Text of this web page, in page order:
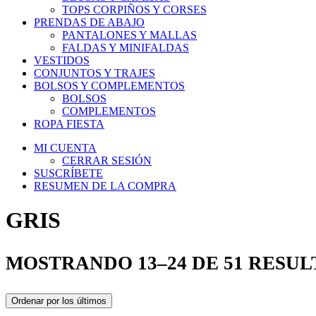
TOPS CORPIÑOS Y CORSES
PRENDAS DE ABAJO
PANTALONES Y MALLAS
FALDAS Y MINIFALDAS
VESTIDOS
CONJUNTOS Y TRAJES
BOLSOS Y COMPLEMENTOS
BOLSOS
COMPLEMENTOS
ROPA FIESTA
MI CUENTA
CERRAR SESIÓN
SUSCRÍBETE
RESUMEN DE LA COMPRA
GRIS
MOSTRANDO 13–24 DE 51
Ordenar por los últimos